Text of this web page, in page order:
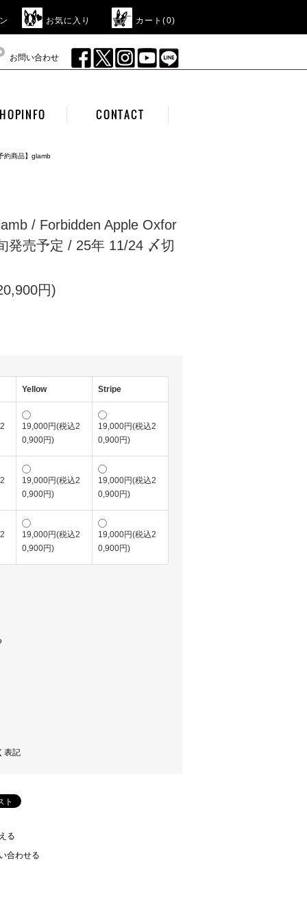
お気に入り カート(0)
お問い合わせ
CONTACT
約商品】glamb
/ Forbidden Apple Oxfor
発売予定 / 25年 11/24 〆切
円)
Yellow Stripe
19,000円(税込2
0,900円)
19,000円(税込2
0,900円)
19,000円(税込2
0,900円)
19,000円(税込2
0,900円)
19,000円(税込2
0,900円)
19,000円(税込2
0,900円)
表記
る
合わせる